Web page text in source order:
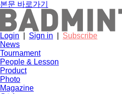
본문 바로가기
Login Sign in
Subscribe
News
Tournament
People & Lesson
Product
Photo
Magazine